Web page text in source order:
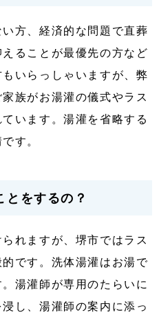
方、経済的な問題で直葬
ることが最優先の方など
いらっしゃいますが、弊
族がお湯灌の儀式やラス
います。湯灌を省略する
す。
をするの？
れますが、堺市ではラス
です。洗体湯灌はお湯で
湯灌師が専用のたらいに
し、湯灌師の案内に添っ